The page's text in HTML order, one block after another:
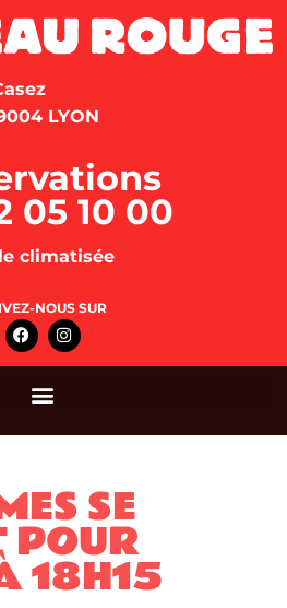
LYON
05 10 00
climatisée
NOUS SUR
SE
POUR
18H15